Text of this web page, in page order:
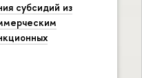
субсидий из